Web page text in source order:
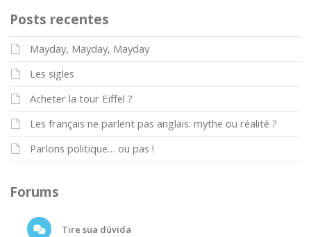
Posts recentes
Mayday, Mayday, Mayday
Les sigles
Acheter la tour Eiffel ?
Les français ne parlent pas anglais: mythe ou réalité ?
Parlons politique… ou pas !
Forums
Tire sua dúvida